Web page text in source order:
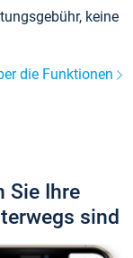
keine
die Funktionen
Sie Ihre
sind